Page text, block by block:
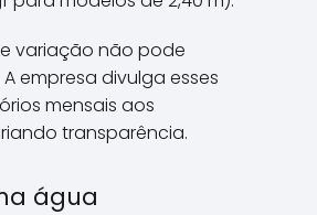
variação não pode
empresa divulga esses
mensais aos
transparência.
água